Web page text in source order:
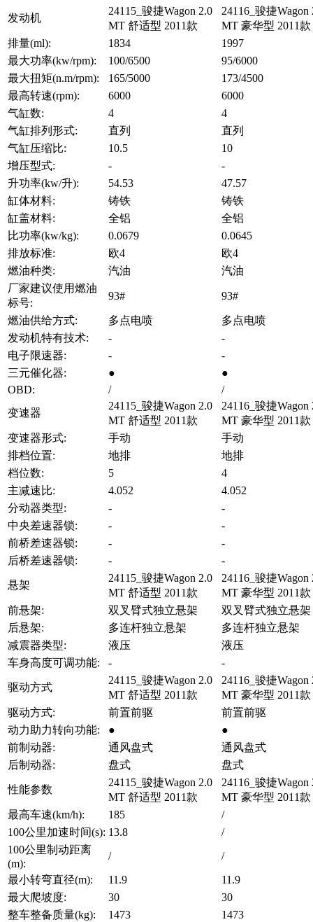
发动机
24115_骏捷Wagon 2.0
MT 舒适型 2011款
24116_骏捷Wagon
MT 豪华型 2011款
排量(ml):
1834
1997
最大功率(kw/rpm):
100/6500
95/6000
最大扭矩(n.m/rpm):
165/5000
173/4500
最高转速(rpm):
6000
6000
气缸数:
4
4
气缸排列形式:
直列
直列
气缸压缩比:
10.5
10
增压型式:
-
-
升功率(kw/升):
54.53
47.57
缸体材料:
铸铁
铸铁
缸盖材料:
全铝
全铝
比功率(kw/kg):
0.0679
0.0645
排放标准:
欧4
欧4
燃油种类:
汽油
汽油
厂家建议使用燃油
标号:
93# 93#
燃油供给方式: 多点电喷
多点电喷
发动机特有技术:
-
-
电子限速器:
-
-
三元催化器:
●
●
OBD:
/
/
变速器
24115_骏捷Wagon 2.0
MT 舒适型 2011款
24116_骏捷Wagon
MT 豪华型 2011款
变速器形式:
手动
手动
排档位置:
地排
地排
档位数:
5
4
主减速比:
4.052
4.052
分动器类型:
-
-
中央差速器锁:
-
-
前桥差速器锁:
-
-
后桥差速器锁:
- -
悬架
24115_骏捷Wagon 2.0
MT 舒适型 2011款
24116_骏捷Wagon
MT 豪华型 2011款
前悬架:
双叉臂式独立悬架
双叉臂式独立悬架
后悬架:
多连杆独立悬架
多连杆独立悬架
减震器类型:
液压
液压
车身高度可调功能:
- -
驱动方式
24115_骏捷Wagon 2.0
MT 舒适型 2011款
24116_骏捷Wagon
MT 豪华型 2011款
驱动方式:
前置前驱
前置前驱
动力助力转向功能:
●
●
前制动器:
通风盘式
通风盘式
后制动器:
盘式 盘式
性能参数
24115_骏捷Wagon 2.0
MT 舒适型 2011款
24116_骏捷Wagon
MT 豪华型 2011款
最高车速(km/h):
185
/
100公里加速时间(s): 13.8
/
100公里制动距离
(m):
/
/
最小转弯直径(m):
11.9
11.9
最大爬坡度:
30
30
整车整备质量(kg):
1473
1473